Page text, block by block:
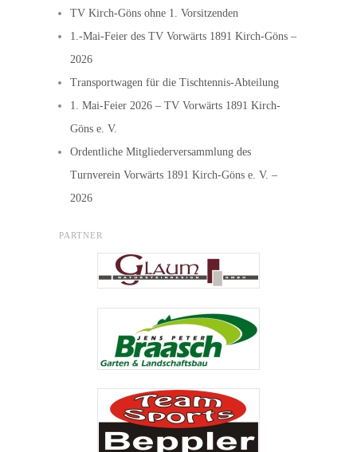
TV Kirch-Göns ohne 1. Vorsitzenden
1.-Mai-Feier des TV Vorwärts 1891 Kirch-Göns –
2026
Transportwagen für die Tischtennis-Abteilung
1. Mai-Feier 2026 – TV Vorwärts 1891 Kirch-
Göns e. V.
Ordentliche Mitgliederversammlung des
Turnverein Vorwärts 1891 Kirch-Göns e. V. –
2026
PARTNER